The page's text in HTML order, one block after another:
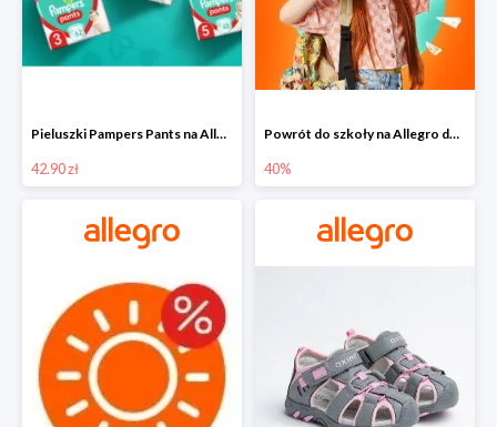
Pieluszki Pampers Pants na Allegro od 42,90 zł
42.90 zł
Powrót do szkoły na Allegro do -40%
40%